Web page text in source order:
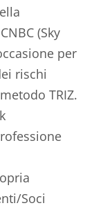
(Sky
per
rischi
TRIZ.
Soci